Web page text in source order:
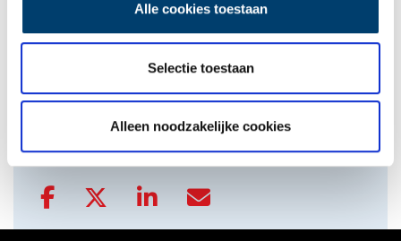
Alle cookies toestaan
Selectie toestaan
Alleen noodzakelijke cookies
De eendenboeten op De Haukes
>
Delen